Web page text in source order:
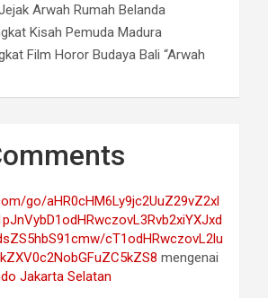
Arwah Rumah Belanda
Kisah Pemuda Madura
Film Horor Budaya Bali “Arwah
go/aHR0cHM6Ly9jc2UuZ29vZ2xl
cT1odHRwczovL2lu
mengenai
Jakarta Selatan